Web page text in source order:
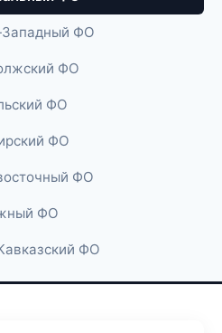
ФО
ФО
ФО
ФО
ФО
ФО
ФО